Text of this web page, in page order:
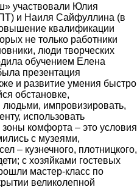
участвовали Юлия
и Наиля Сайфуллина (в
квалификации
не только работники
люди творческих
обучением Елена
презентация
и развитие умения быстро
обстановке,
людьми, импровизировать,
использовать
комфорта – это условия
с музеями,
ел – кузнечного, плотницкого,
с хозяйками гостевых
мастер-класс по
великолепной